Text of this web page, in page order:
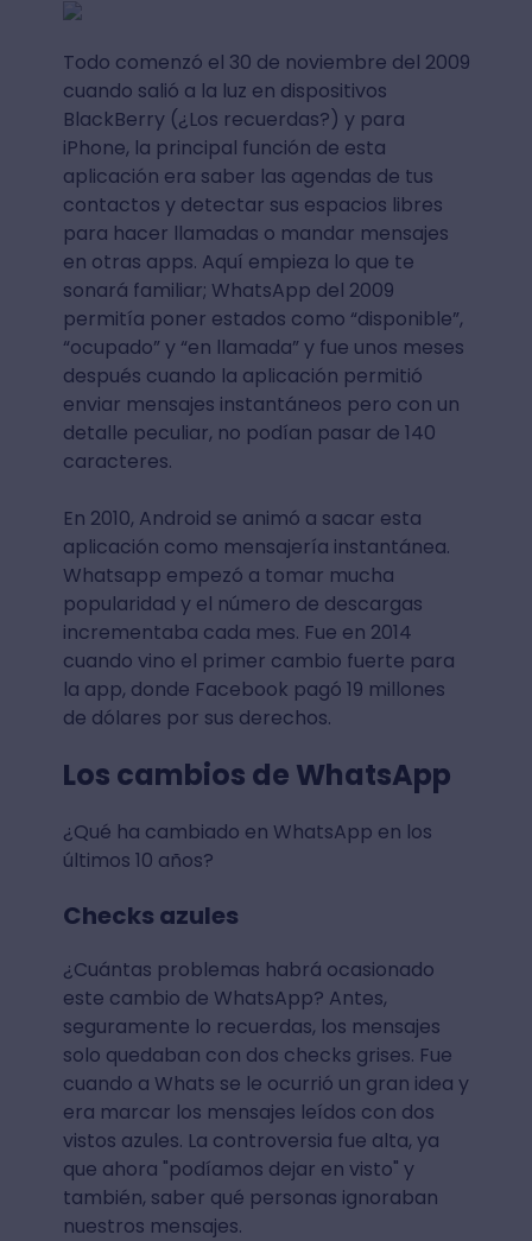
Todo comenzó el 30 de noviembre del 2009
cuando salió a la luz en dispositivos
BlackBerry (¿Los recuerdas?) y para
iPhone, la principal función de esta
aplicación era saber las agendas de tus
contactos y detectar sus espacios libres
para hacer llamadas o mandar mensajes
en otras apps. Aquí empieza lo que te
sonará familiar; WhatsApp del 2009
permitía poner estados como “disponible”,
“ocupado” y “en llamada” y fue unos meses
después cuando la aplicación permitió
enviar mensajes instantáneos pero con un
detalle peculiar, no podían pasar de 140
caracteres.
En 2010, Android se animó a sacar esta
aplicación como mensajería instantánea.
Whatsapp empezó a tomar mucha
popularidad y el número de descargas
incrementaba cada mes. Fue en 2014
cuando vino el primer cambio fuerte para
la app, donde Facebook pagó 19 millones
de dólares por sus derechos.
Los cambios de WhatsApp
¿Qué ha cambiado en WhatsApp en los
últimos 10 años?
Checks azules
¿Cuántas problemas habrá ocasionado
este cambio de WhatsApp? Antes,
seguramente lo recuerdas, los mensajes
solo quedaban con dos checks grises. Fue
cuando a Whats se le ocurrió un gran idea y
era marcar los mensajes leídos con dos
vistos azules. La controversia fue alta, ya
que ahora "podíamos dejar en visto" y
también, saber qué personas ignoraban
nuestros mensajes.